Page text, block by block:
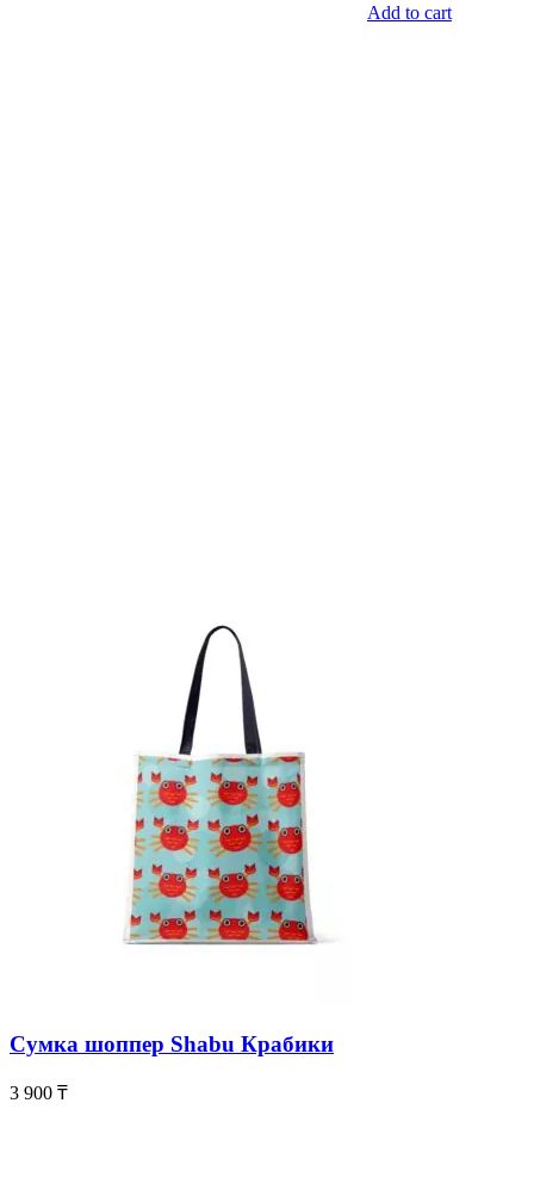
Add to cart
Сумка шоппер Shabu Крабики
3 900 ₸